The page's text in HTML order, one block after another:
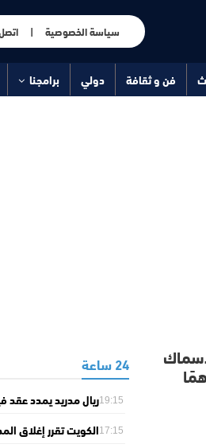
سياسة الخصوصية |
فن و ثقافة دولي برامجنا
بـ15 درهمًا 24 ساعة
19:15ريال مدريد يمدد
17:15الكويت تقرر إغلاق